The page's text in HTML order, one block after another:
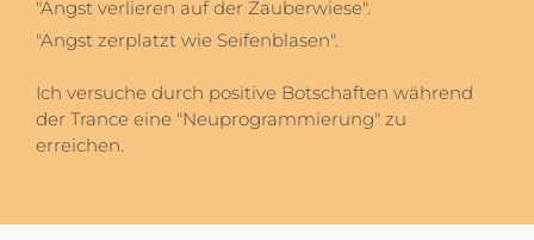
"Angst verlieren auf der Zauberwiese".
"Angst zerplatzt wie Seifenblasen".
Ich versuche durch positive Botschaften während
der Trance eine "Neuprogrammierung" zu
erreichen.